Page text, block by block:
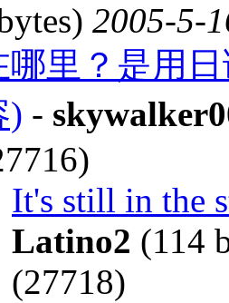
2005-5-
哪里？是用
) -
It's still in the
Latino2 (114
(27718)